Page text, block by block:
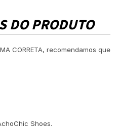
DO PRODUTO
CORRETA, recomendamos que
Shoes.